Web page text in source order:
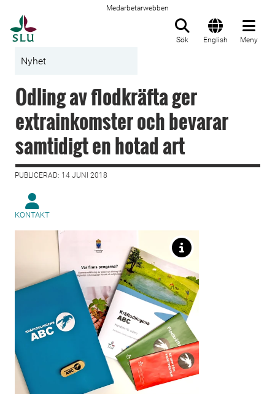
Medarbetarwebben
Sök English Meny
Nyhet
Odling av flodkräfta ger
extrainkomster och bevarar
samtidigt en hotad art
PUBLICERAD: 14 JUNI 2018
KONTAKT